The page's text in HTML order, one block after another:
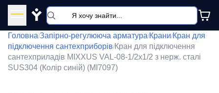
Y
Головна/Запірно-регулююча арматура/Крани/Кран для
підключення сантехприборів/Кран для підключення
сантехприладів MIXXUS VAL-08-1/2x1/2 з нерж. сталі
SUS304 (Колір синій) (MI7097)